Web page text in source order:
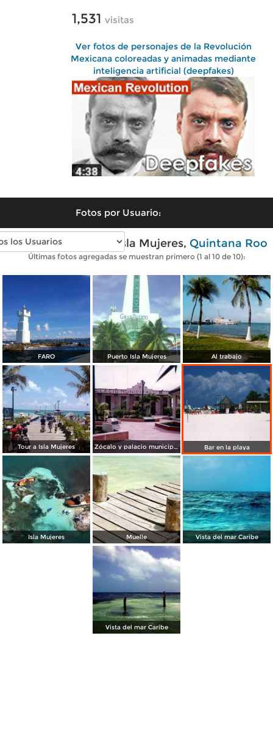
1,531 visitas
Ver fotos de personajes de la Revolución
Mexicana coloreadas y animadas mediante
inteligencia artificial (deepfakes)
Fotos por Usuario:
Fotos modernas de Isla Mujeres, Quintana Roo
Últimas fotos agregadas se muestran primero (1 al 10 de 10):
FARO Puerto Isla Mujeres Al trabajo
Tour a Isla Mujeres Zócalo y palacio municipal de Isla Mujeres, Quintana Roo Bar en la playa
Isla Mujeres Muelle Vista del mar Caribe
Vista del mar Caribe